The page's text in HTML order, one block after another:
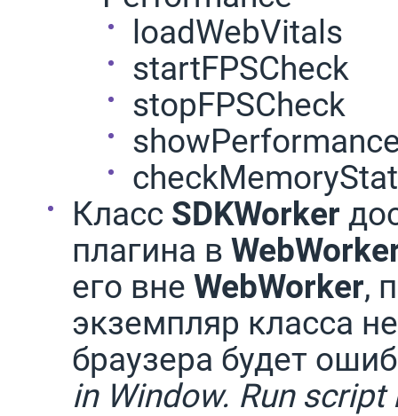
loadWebVitals
startFPSCheck
stopFPSCheck
Класс SDKWorker
плагина в
его вне WebWorker,
экземпляр класса
браузера будет
in Window. Run script